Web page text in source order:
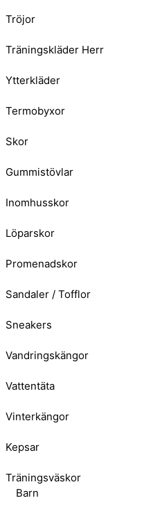
Tröjor
Träningskläder Herr
Ytterkläder
Termobyxor
Skor
Gummistövlar
Inomhusskor
Löparskor
Promenadskor
Sandaler / Tofflor
Sneakers
Vandringskängor
Vattentäta
Vinterkängor
Kepsar
Träningsväskor
Barn